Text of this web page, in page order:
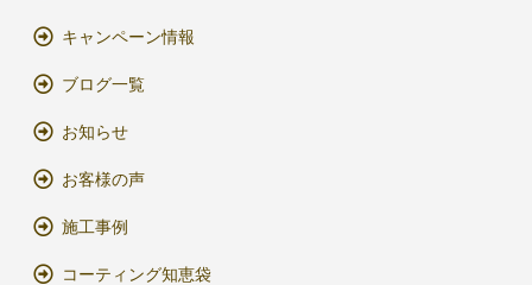
キャンペーン情報
ブログ一覧
お知らせ
お客様の声
施工事例
コーティング知恵袋